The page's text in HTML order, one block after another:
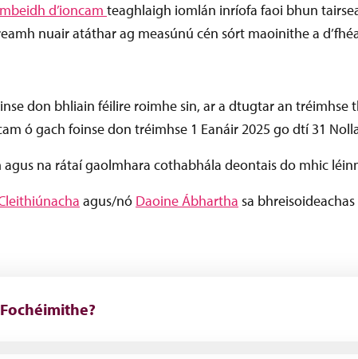
d’ioncam teaghlaigh iomlán inríofa faoi bhun
nuair atáthar ag measúnú cén sórt maoinithe a
don bhliain féilire roimhe sin, ar a dtugtar an tréimhse
ó gach foinse don tréimhse 1 Eanáir 2025 go dtí 31
na rátaí gaolmhara cothabhála deontais do mhic
agus/nó Daoine Ábhartha sa